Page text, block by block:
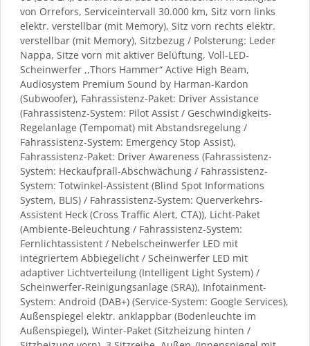
von Orrefors, Serviceintervall 30.000 km, Sitz vorn links
elektr. verstellbar (mit Memory), Sitz vorn rechts elektr.
verstellbar (mit Memory), Sitzbezug / Polsterung: Leder
Nappa, Sitze vorn mit aktiver Belüftung, Voll-LED-
Scheinwerfer ,,Thors Hammer“ Active High Beam,
Audiosystem Premium Sound by Harman-Kardon
(Subwoofer), Fahrassistenz-Paket: Driver Assistance
(Fahrassistenz-System: Pilot Assist / Geschwindigkeits-
Regelanlage (Tempomat) mit Abstandsregelung /
Fahrassistenz-System: Emergency Stop Assist),
Fahrassistenz-Paket: Driver Awareness (Fahrassistenz-
System: Heckaufprall-Abschwächung / Fahrassistenz-
System: Totwinkel-Assistent (Blind Spot Informations
System, BLIS) / Fahrassistenz-System: Querverkehrs-
Assistent Heck (Cross Traffic Alert, CTA)), Licht-Paket
(Ambiente-Beleuchtung / Fahrassistenz-System:
Fernlichtassistent / Nebelscheinwerfer LED mit
integriertem Abbiegelicht / Scheinwerfer LED mit
adaptiver Lichtverteilung (Intelligent Light System) /
Scheinwerfer-Reinigungsanlage (SRA)), Infotainment-
System: Android (DAB+) (Service-System: Google Services),
Außenspiegel elektr. anklappbar (Bodenleuchte im
Außenspiegel), Winter-Paket (Sitzheizung hinten /